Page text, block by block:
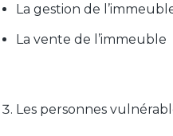
La gestion de
La vente de l’immeuble
Les personnes